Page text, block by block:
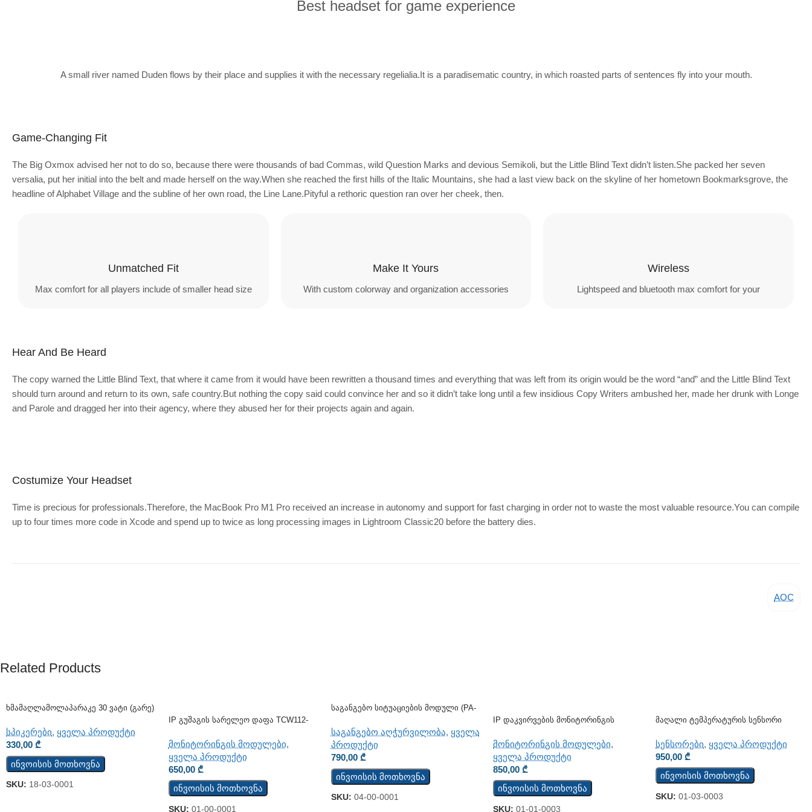
Best headset for game experience
A small river named Duden flows by their place and supplies it with the necessary regelialia.It is a paradisematic country, in which roasted parts of sentences fly into your mouth.
Game-Changing Fit
The Big Oxmox advised her not to do so, because there were thousands of bad Commas, wild Question Marks and devious Semikoli, but the Little Blind Text didn’t listen.She packed her seven
versalia, put her initial into the belt and made herself on the way.When she reached the first hills of the Italic Mountains, she had a last view back on the skyline of her hometown Bookmarksgrove, the
headline of Alphabet Village and the subline of her own road, the Line Lane.Pityful a rethoric question ran over her cheek, then.
Unmatched Fit
Max comfort for all players include of smaller head size
Make It Yours
With custom colorway and organization accessories
Wireless
Lightspeed and bluetooth max comfort for your
Hear And Be Heard
The copy warned the Little Blind Text, that where it came from it would have been rewritten a thousand times and everything that was left from its origin would be the word “and” and the Little Blind Text
should turn around and return to its own, safe country.But nothing the copy said could convince her and so it didn’t take long until a few insidious Copy Writers ambushed her, made her drunk with Longe
and Parole and dragged her into their agency, where they abused her for their projects again and again.
Costumize Your Headset
Time is precious for professionals.Therefore, the MacBook Pro M1 Pro received an increase in autonomy and support for fast charging in order not to waste the most valuable resource.You can compile
up to four times more code in Xcode and spend up to twice as long processing images in Lightroom Classic20 before the battery dies.
AOC
Related Products
Ხმამაღლამოლაპარაკე 30 Ვატი (გარე)
სპიკერები, ყველა პროდუქტი
330,00 ₾
ინვოისის მოთხოვნა
SKU: 18-03-0001
IP Გუშაგის Სარელეო Დაფა TCW112-
მონიტორინგის მოდულები,
ყველა პროდუქტი
650,00 ₾
ინვოისის მოთხოვნა
SKU: 01-00-0001
Საგანგებო Სიტუაციების Მოდული (PA-
საგანგებო აღჭურვილობა, ყველა
პროდუქტი
790,00 ₾
ინვოისის მოთხოვნა
SKU: 04-00-0001
IP Დაკვირვების Მონიტორინგის
მონიტორინგის მოდულები,
ყველა პროდუქტი
850,00₾
ინვოისის მოთხოვნა
SKU:01-01-0003
Მაღალი Ტემპერატურის Სენსორი
სენსორები, ყველა პროდუქტი
950,00₾
ინვოისის მოთხოვნა
SKU:01-03-0003